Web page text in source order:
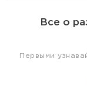
Все о
Первыми